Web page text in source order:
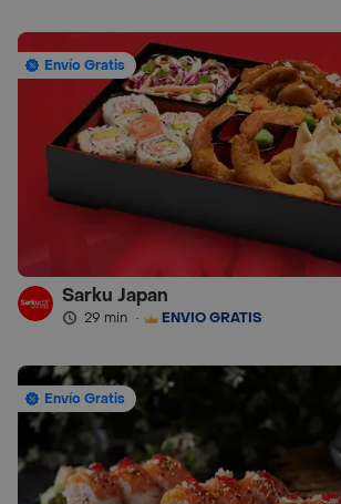
Envío Gratis
Sarku Japan
29 min · ENVÍO GRATIS
Envío Gratis